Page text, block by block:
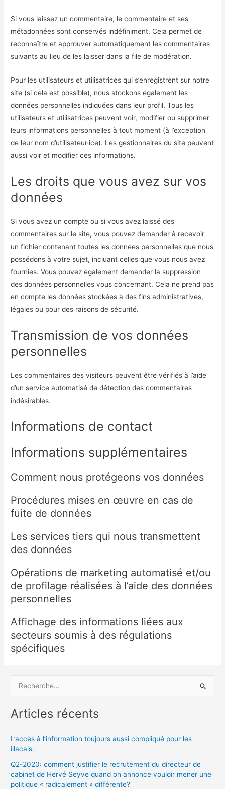
Si vous laissez un commentaire, le commentaire et ses
métadonnées sont conservés indéfiniment. Cela permet de
reconnaître et approuver automatiquement les commentaires
suivants au lieu de les laisser dans la file de modération.
Pour les utilisateurs et utilisatrices qui s’enregistrent sur notre
site (si cela est possible), nous stockons également les
données personnelles indiquées dans leur profil. Tous les
utilisateurs et utilisatrices peuvent voir, modifier ou supprimer
leurs informations personnelles à tout moment (à l’exception
de leur nom d’utilisateur·ice). Les gestionnaires du site peuvent
aussi voir et modifier ces informations.
Les droits que vous avez sur vos
données
Si vous avez un compte ou si vous avez laissé des
commentaires sur le site, vous pouvez demander à recevoir
un fichier contenant toutes les données personnelles que nous
possédons à votre sujet, incluant celles que vous nous avez
fournies. Vous pouvez également demander la suppression
des données personnelles vous concernant. Cela ne prend pas
en compte les données stockées à des fins administratives,
légales ou pour des raisons de sécurité.
Transmission de vos données
personnelles
Les commentaires des visiteurs peuvent être vérifiés à l’aide
d’un service automatisé de détection des commentaires
indésirables.
Informations de contact
Informations supplémentaires
Comment nous protégeons vos données
Procédures mises en œuvre en cas de
fuite de données
Les services tiers qui nous transmettent
des données
Opérations de marketing automatisé et/ou
de profilage réalisées à l’aide des données
personnelles
Affichage des informations liées aux
secteurs soumis à des régulations
spécifiques
c
e
c
h
Articles récents
L’accès à l’information toujours aussi compliqué pour les
illacais.
Q2-2020: comment justifier le recrutement du directeur de
cabinet de Hervé Seyve quand on annonce vouloir mener une
politique « radicalement » différente?